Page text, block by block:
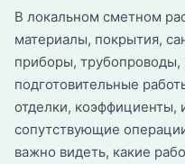
В локальном сметном
материалы, покрытия,
приборы,
подготовительные
отделки, коэффициенты,
сопутствующие
важно видеть, какие